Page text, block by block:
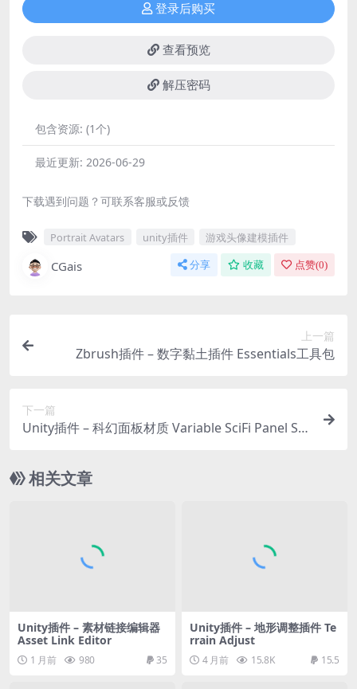
登录后购买
查看预览
解压密码
包含资源: (1个)
最近更新: 2026-06-29
下载遇到问题？可联系客服或反馈
Portrait Avatars unity插件 游戏头像建模插件
CGais 分享 收藏 点赞(0)
上一篇
Zbrush插件 – 数字黏土插件 Essentials工具包
下一篇
Unity插件 – 科幻面板材质 Variable SciFi Panel Su
相关文章
Unity插件 – 素材链接编辑器
Asset Link Editor
1 月前 980 35
Unity插件 – 地形调整插件 Te
rrain Adjust
4 月前 15.8K 15.5